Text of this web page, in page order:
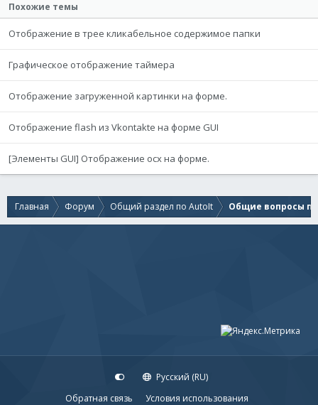
If @error = 0 And $iVisitedColor Then
GUICtrlSetColor ($iCtrlID, $iVisitedColor
EndFunc
Похожие темы
Отображение в трее кликабельное содержимое папки
Графическое отображение таймера
Отображение загруженной картинки на форме.
Отображение flash из Vkontakte на форме GUI
[Элементы GUI] Отображение ocx на форме.
Главная Форум Общий раздел по AutoIt Общие вопросы
Русский (RU)
Обратная связь
Условия использования